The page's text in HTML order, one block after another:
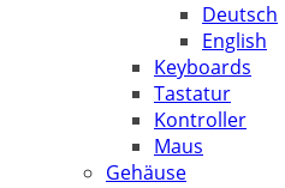
Deutsch
English
Keyboards
Tastatur
Kontroller
Maus
Gehäuse